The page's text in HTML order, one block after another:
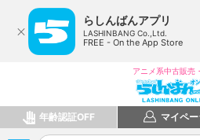
らしんばんアプリ
LASHINBANG Co.,Ltd.
FREE - On the App Store
アニメ系中古販売
年齢認証OFF マイペ